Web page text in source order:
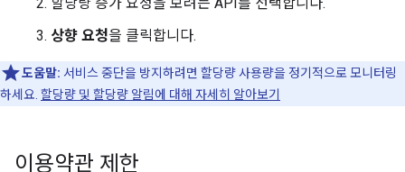
상향 요청을 클릭합니다.
도움말: 서비스 중단을 방지하려면 할당량 사용량을 정기적으로 모니터링
하세요. 할당량 및 할당량 알림에 대해 자세히 알아보기
이용약관 제한